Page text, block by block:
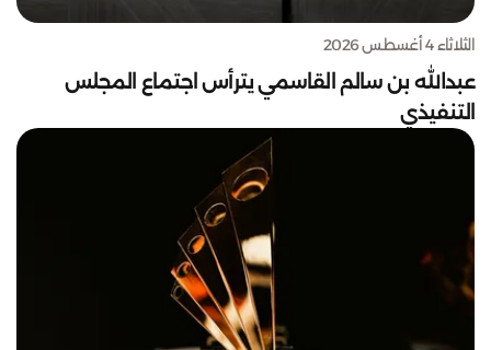
الثلاثاء 4 أغسطس 2026
عبدالله بن سالم القاسمي يترأس اجتماع المجلس
التنفيذي